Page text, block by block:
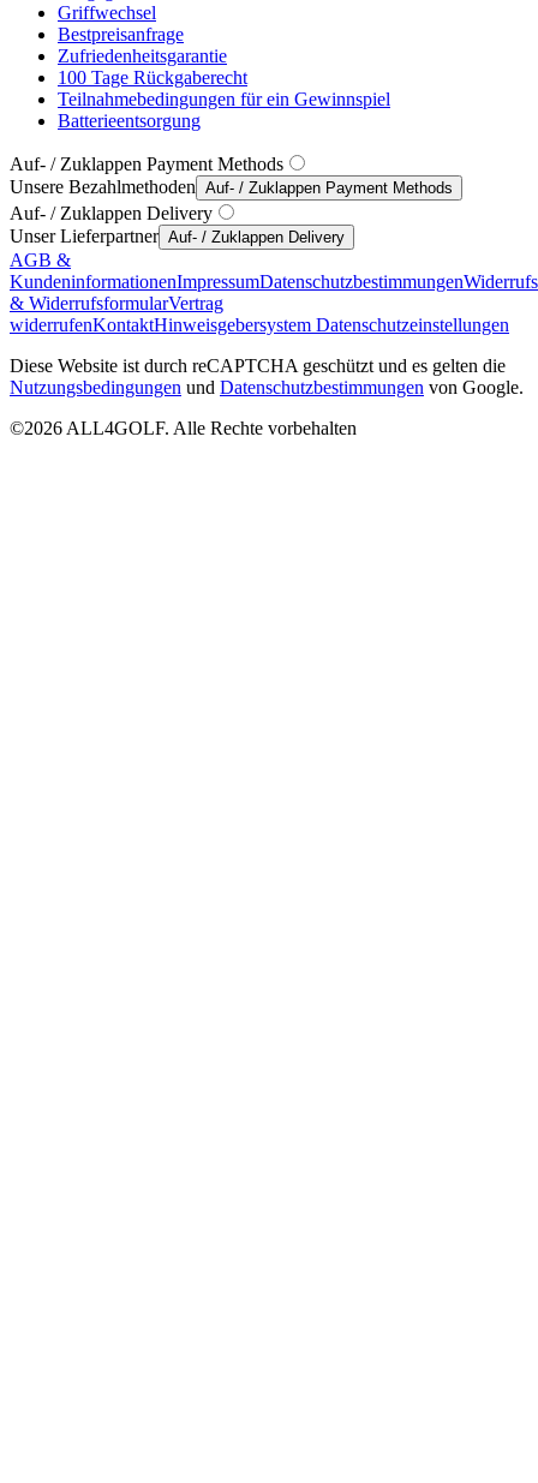
Griffwechsel
Bestpreisanfrage
Zufriedenheitsgarantie
100 Tage Rückgaberecht
Teilnahmebedingungen für ein Gewinnspiel
Batterieentsorgung
Auf- / Zuklappen Payment Methods
Unsere Bezahlmethoden Auf- / Zuklappen Payment Methods
Auf- / Zuklappen Delivery
Unser Lieferpartner Auf- / Zuklappen Delivery
AGB &
KundeninformationenImpressumDatenschutzbestimmungen
& WiderrufsformularVertrag
widerrufenKontaktHinweisgebersystem Datenschutzeinstellungen
Diese Website ist durch reCAPTCHA geschützt und es gelten die
Nutzungsbedingungen und Datenschutzbestimmungen von Google.
©2026 ALL4GOLF. Alle Rechte vorbehalten